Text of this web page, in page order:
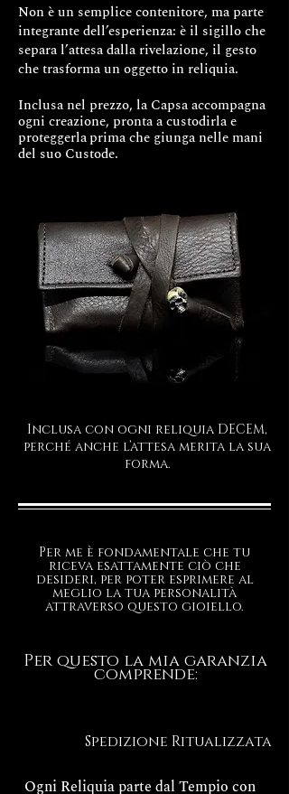
Non è un semplice contenitore, ma parte
integrante dell’esperienza: è il sigillo che
separa l’attesa dalla rivelazione, il gesto
che trasforma un oggetto in reliquia.
Inclusa nel prezzo, la Capsa accompagna
ogni creazione, pronta a custodirla e
proteggerlaprima che giunga nelle mani
del suo Custode.
Inclusa con ogni reliquia DECEM,
perché anche l’attesa merita la sua
forma.
Per me è fondamentale che tu
riceva esattamente ciò che
desideri, per poter esprimere al
meglio la tua personalità
attraverso questo gioiello.
Per questo la mia garanzia
comprende:
Spedizione Ritualizzata
Ogni Reliquia parte dal Tempio con